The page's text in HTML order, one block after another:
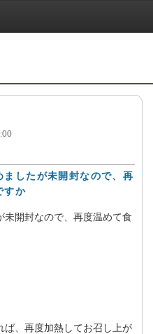
ましたが未開封なので、再
すか
未開封なので、再度温めて食
ば、再度加熱してお召し上が